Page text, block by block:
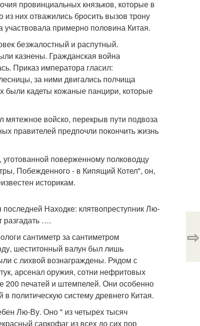
провинциальных князьков, которые в
них отважились бросить вызов трону
примерно половина Китая.
безжалостный и распутный.
казнены. Гражданская война
Приказ императора гласил:
за ними двигались полчища
были кадеты кожаные панцири, которые
войско, перекрыв пути подвоза
правителей предпочли покончить жизнь
поверженному полководцу
Побежденного - в Кипящий Котел", он,
историкам.
Находке: клятвопреступник Лю-
разгадать ….
сантиметр за сантиметром
шеститонный валун был лишь
с лихвой вознаграждены. Рядом с
арсенал оружия, сотни нефритовых
200 печатей и штемпелей. Они особенно
политическую систему древнего Китая.
Лю-Ву. Оно " из четырех тысяч
саркофаг из всех до сих пор
⇨